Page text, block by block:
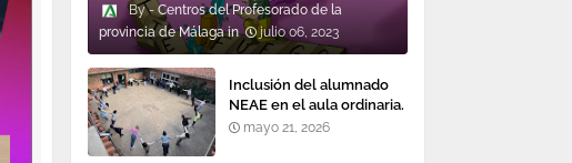
Centros del Profesorado de la
provincia de Málaga
julio 06, 2023
Inclusión del alumnado
NEAE en el aula ordinaria.
mayo 21, 2026